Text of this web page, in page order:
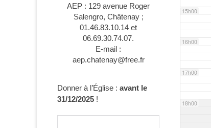
15h00
16h00
17h00
18h00
AEP : 129 avenue Roger
Salengro, Châtenay ;
01.46.83.10.14 et
06.69.30.74.07.
E-mail :
aep.chatenay@free.fr
Donner à l’Église : avant le
31/12/2025 !